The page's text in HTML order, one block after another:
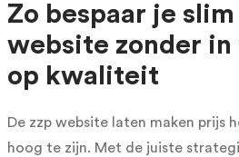
Zo bespaar je slim
website zonder in
op kwaliteit
De zzp website laten maken prijs
hoog te zijn. Met de juiste